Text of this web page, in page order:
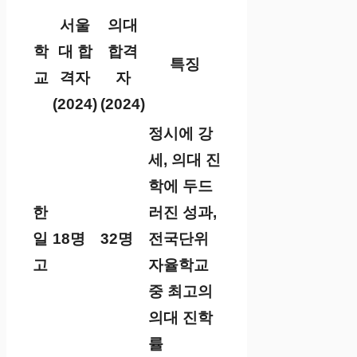
학
교
서울
대 합
격자
(2024)
의대
합격
자
(2024)
특징
한
일
고
18명 32명
정시에 강
세, 의대 진
학에 두드
러진 성과,
전국단위
자율학교
중 최고의
의대 진학
률